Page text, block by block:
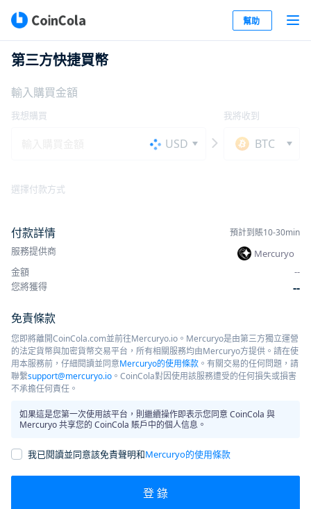
幫助
第三方快捷買幣
輸入購買金額
我想購買
USD
我將收到
BTC
選擇付款方式
付款詳情 預計到賬10-30min
服務提供商
Mercuryo
金額
--
您將獲得
--
免責條款
您即將離開CoinCola.com並前往Mercuryo.io。Mercuryo是由第三方獨立運營
的法定貨幣與加密貨幣交易平台，所有相關服務均由Mercuryo方提供。請在使
用本服務前，仔細閱讀並同意Mercuryo的使用條款 。有關交易的任何問題，請
聯繫support@mercuryo.io 。CoinCola對因使用該服務遭受的任何損失或損害
不承擔任何責任。
如果這是您第一次使用該平台，則繼續操作即表示您同意 CoinCola 與
Mercuryo 共享您的 CoinCola 賬戶中的個人信息。
我已閱讀並同意該免責聲明和Mercuryo的使用條款
登 錄